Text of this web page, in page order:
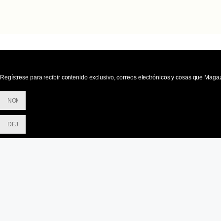
Regístrese para recibir contenido exclusivo, correos electrónicos y cosas que